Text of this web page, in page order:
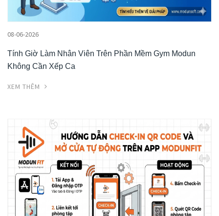
08-06-2026
Tính Giờ Làm Nhân Viên Trên Phần Mềm Gym Modun
Không Cần Xếp Ca
XEM THÊM